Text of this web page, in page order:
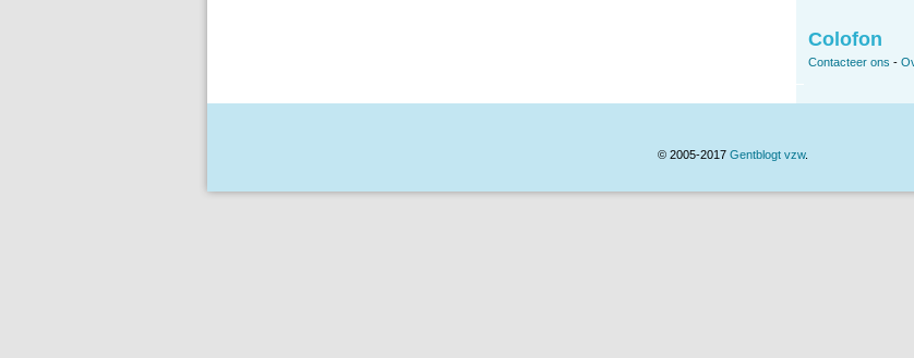
Colofon
Contacteer ons -
© 2005-2017 Gentblogt vzw.